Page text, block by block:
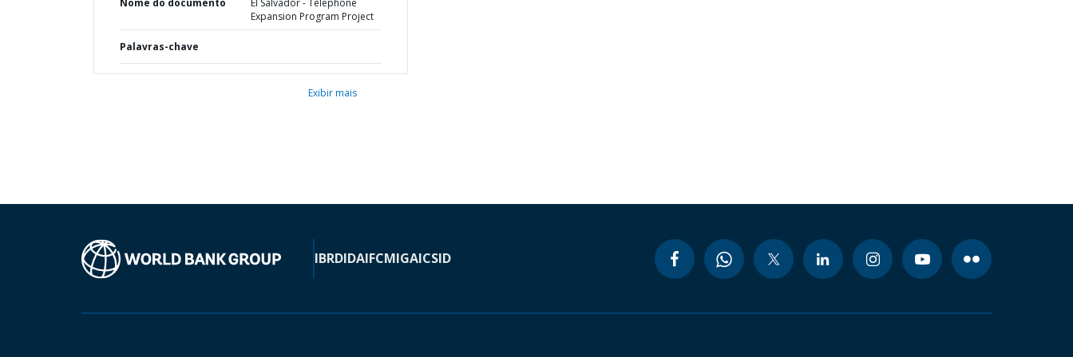
Nome do documento
El Salvador - Telephone
Expansion Program Project
Palavras-chave
Exibir mais
IBRDIDAIFCMIGAICSID